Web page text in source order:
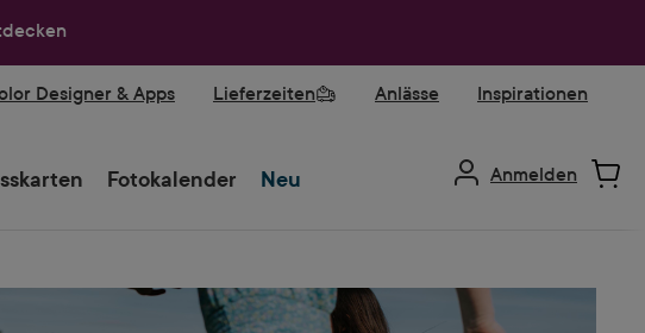
Designer & Apps Lieferzeiten Anlässe Inspirationen
Fotokalender Neu Anmelden